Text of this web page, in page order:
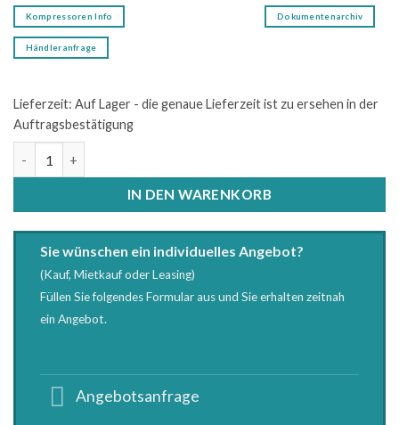
Kompressoren Info Dokumentenarchiv
Händleranfrage
Lieferzeit: Auf Lager - die genaue Lieferzeit ist zu ersehen in der
Auftragsbestätigung
IN DEN WARENKORB
Sie wünschen ein individuelles Angebot?
(Kauf, Mietkauf oder Leasing)
Füllen Sie folgendes Formular aus und Sie erhalten zeitnah
ein Angebot.
Angebotsanfrage